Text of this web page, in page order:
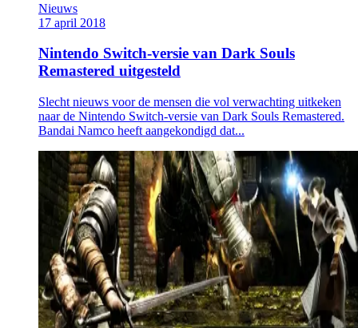
Nieuws
17 april 2018
Nintendo Switch-versie van Dark Souls
Remastered uitgesteld
Slecht nieuws voor de mensen die vol verwachting uitkeken
naar de Nintendo Switch-versie van Dark Souls Remastered.
Bandai Namco heeft aangekondigd dat...